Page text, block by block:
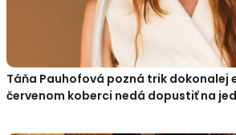
Táňa Pauhofová pozná trik dokonalej
červenom koberci nedá dopustiť na